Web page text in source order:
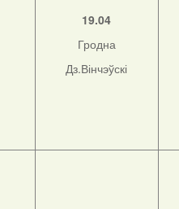
19.04
Гродна
Дз.Вінчэўскі